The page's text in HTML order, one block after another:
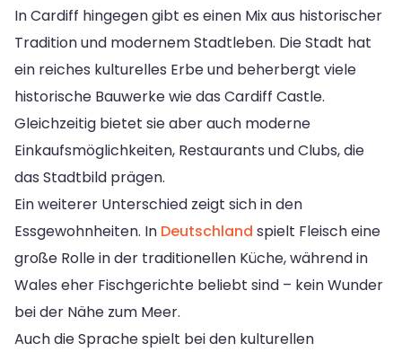
In Cardiff hingegen gibt es einen Mix aus historischer
Tradition und modernem Stadtleben. Die Stadt hat
ein reiches kulturelles Erbe und beherbergt viele
historische Bauwerke wie das Cardiff Castle.
Gleichzeitig bietet sie aber auch moderne
Einkaufsmöglichkeiten, Restaurants und Clubs, die
das Stadtbild prägen.
Ein weiterer Unterschied zeigt sich in den
Essgewohnheiten. In Deutschland spielt Fleisch eine
große Rolle in der traditionellen Küche, während in
Wales eher Fischgerichte beliebt sind – kein Wunder
bei der Nähe zum Meer.
Auch die Sprache spielt bei den kulturellen